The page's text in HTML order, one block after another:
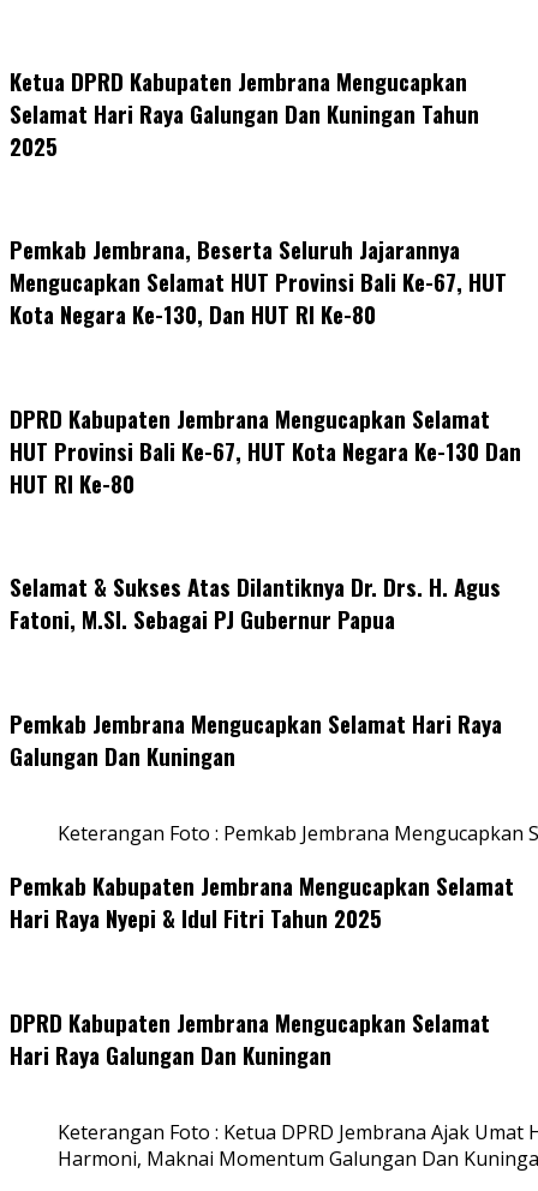
Ketua DPRD Kabupaten Jembrana Mengucapkan
Selamat Hari Raya Galungan Dan Kuningan Tahun
2025
Pemkab Jembrana, Beserta Seluruh Jajarannya
Mengucapkan Selamat HUT Provinsi Bali Ke-67, HUT
Kota Negara Ke-130, Dan HUT RI Ke-80
DPRD Kabupaten Jembrana Mengucapkan Selamat
HUT Provinsi Bali Ke-67, HUT Kota Negara Ke-130 Dan
HUT RI Ke-80
Selamat & Sukses Atas Dilantiknya Dr. Drs. H. Agus
Fatoni, M.SI. Sebagai PJ Gubernur Papua
Pemkab Jembrana Mengucapkan Selamat Hari Raya
Galungan Dan Kuningan
Keterangan Foto : Pemkab Jembrana Mengucapkan
Pemkab Kabupaten Jembrana Mengucapkan Selamat
Hari Raya Nyepi & Idul Fitri Tahun 2025
DPRD Kabupaten Jembrana Mengucapkan Selamat
Hari Raya Galungan Dan Kuningan
Keterangan Foto : Ketua DPRD Jembrana Ajak
Harmoni, Maknai Momentum Galungan Dan